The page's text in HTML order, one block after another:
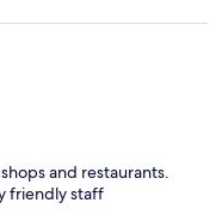
and restaurants.
friendly staff